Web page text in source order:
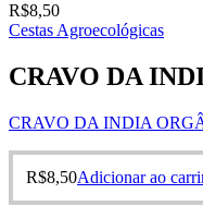
R$8,50
Cestas Agroecológicas
CRAVO DA
CRAVO DA INDIA
R$8,50Adicionar ao